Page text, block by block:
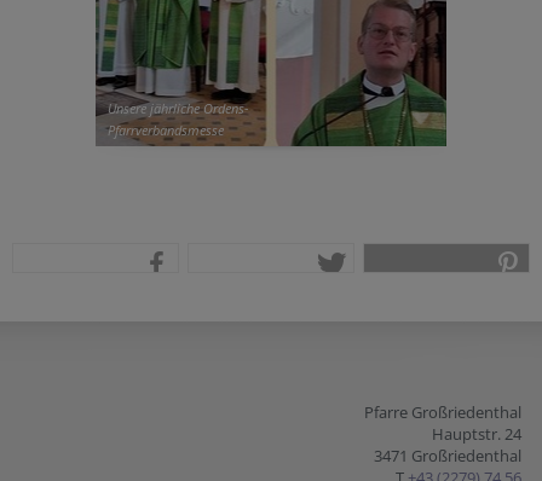
Unsere jährliche Ordens-
Pfarrverbandsmesse
Pfarre Großriedenthal
Hauptstr. 24
3471 Großriedenthal